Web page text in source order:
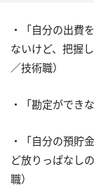
・「自分の出費
ないけど、把握
／技術職）
・「勘定ができ
・「自分の預貯
ど放りっぱなし
職）